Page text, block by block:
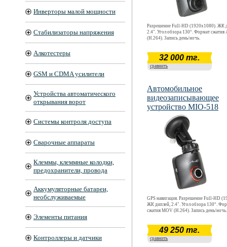
Инверторы малой мощности
Стабилизаторы напряжения
Алкотестеры
GSM и CDMA усилители
Устройства автоматического
открывания ворот
Системы контроля доступа
Сварочные аппараты
Клеммы, клеммные колодки,
предохранители, провода
Аккумуляторные батареи,
необслуживаемые
Элементы питания
Контроллеры и датчики
Разрешение Full-HD (1920х1080). ЖК
2.4". Угол обзора 130°. Формат сжатия
(H.264). Запись день/ночь.
32 000 тг.
сравнить
Автомобильное
видеозаписывающее
устройство MIO-518
GPS навигация. Разрешение Full-HD
ЖК диплей, 2.4". Угол обзора 130°.
сжатия MOV (H.264). Запись день/ночь.
49 250 тг.
сравнить